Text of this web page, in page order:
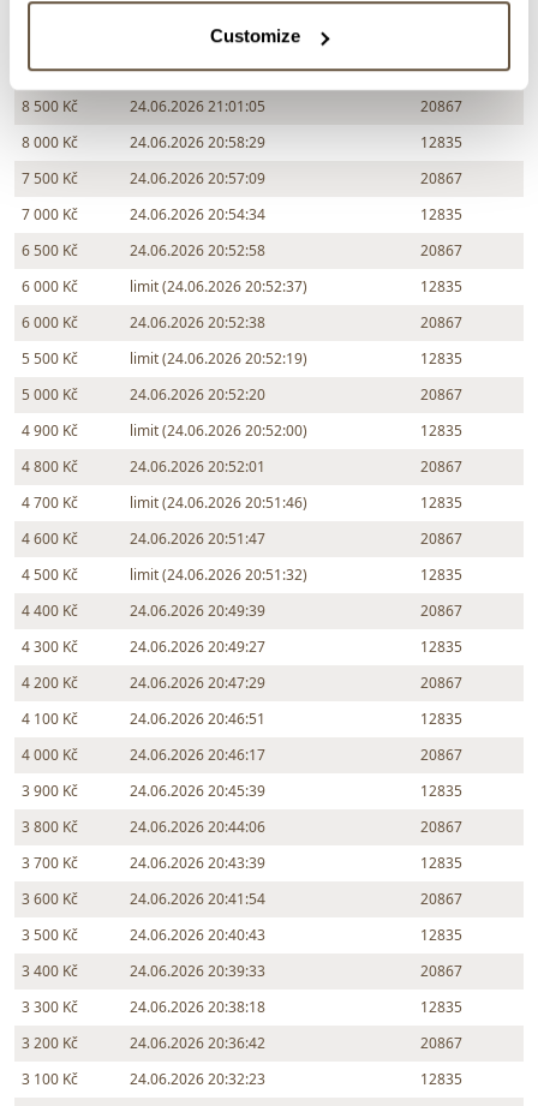
Customize
9 000 Kč
24.06.2026 21:02:08
12835
8 500 Kč
24.06.2026 21:01:05
20867
8 000 Kč
24.06.2026 20:58:29
12835
7 500 Kč
24.06.2026 20:57:09
20867
7 000 Kč
24.06.2026 20:54:34
12835
6 500 Kč
24.06.2026 20:52:58
20867
6 000 Kč
limit (24.06.2026 20:52:37)
12835
6 000 Kč
24.06.2026 20:52:38
20867
5 500 Kč
limit (24.06.2026 20:52:19)
12835
5 000 Kč
24.06.2026 20:52:20
20867
4 900 Kč
limit (24.06.2026 20:52:00)
12835
4 800 Kč
24.06.2026 20:52:01
20867
4 700 Kč
limit (24.06.2026 20:51:46)
12835
4 600 Kč
24.06.2026 20:51:47
20867
4 500 Kč
limit (24.06.2026 20:51:32)
12835
4 400 Kč
24.06.2026 20:49:39
20867
4 300 Kč
24.06.2026 20:49:27
12835
4 200 Kč
24.06.2026 20:47:29
20867
4 100 Kč
24.06.2026 20:46:51
12835
4 000 Kč
24.06.2026 20:46:17
20867
3 900 Kč
24.06.2026 20:45:39
12835
3 800 Kč
24.06.2026 20:44:06
20867
3 700 Kč
24.06.2026 20:43:39
12835
3 600 Kč
24.06.2026 20:41:54
20867
3 500 Kč
24.06.2026 20:40:43
12835
3 400 Kč
24.06.2026 20:39:33
20867
3 300 Kč
24.06.2026 20:38:18
12835
3 200 Kč
24.06.2026 20:36:42
20867
3 100 Kč
24.06.2026 20:32:23
12835